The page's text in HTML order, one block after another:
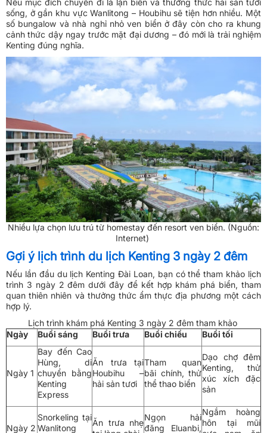
Nếu mục đích chuyến đi là lặn biển và thưởng thức hải sản tươi
sống, ở gần khu vực Wanlitong – Houbihu sẽ tiện hơn nhiều. Một
số bungalow và nhà nghỉ nhỏ ven biển ở đây còn cho ra khung
cảnh thức dậy ngay trước mặt đại dương – đó mới là trải nghiệm
Kenting đúng nghĩa.
Nhiều lựa chọn lưu trú từ homestay đến resort ven biển. (Nguồn:
Internet)
Gợi ý lịch trình du lịch Kenting 3 ngày 2 đêm
Nếu lần đầu du lịch Kenting Đài Loan, bạn có thể tham khảo lịch
trình 3 ngày 2 đêm dưới đây để kết hợp khám phá biển, tham
quan thiên nhiên và thưởng thức ẩm thực địa phương một cách
hợp lý.
Lịch trình khám phá Kenting 3 ngày 2 đêm tham khảo
Ngày
Buổi sáng Buổi trưa Buổi chiều Buổi tối
Ngày 1
Bay đến Cao
Hùng, di
chuyển bằng
Kenting
Express
Ăn trưa tại
Houbihu –
hải sản tươi
Tham quan
bãi chính, thử
thể thao biển
Dạo chợ đêm
Kenting, thử
xúc xích đặc
sản
Ngày 2
Snorkeling tại
Wanlitong
Ăn trưa nhẹ
Ngọn hải
đăng Eluanbi,
Ngắm hoàng
hôn tại mũi